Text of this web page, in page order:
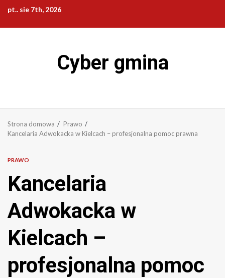
Przejdź
treści
pt.. sie 7th, 2026
Cyber gmina
Strona domowa
Prawo
Kancelaria Adwokacka w Kielcach – profesjonalna pomoc prawna
PRAWO
Kancelaria
Adwokacka w
Kielcach –
profesjonalna pomoc